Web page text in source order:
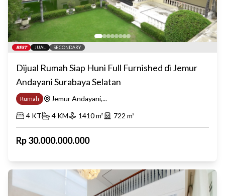
BEST JUAL SECONDARY
Dijual Rumah Siap Huni Full Furnished di Jemur
Andayani Surabaya Selatan
Rumah
Jemur Andayani,...
4 KT 4 KM 1410m² 722 m²
Rp30.000.000.000